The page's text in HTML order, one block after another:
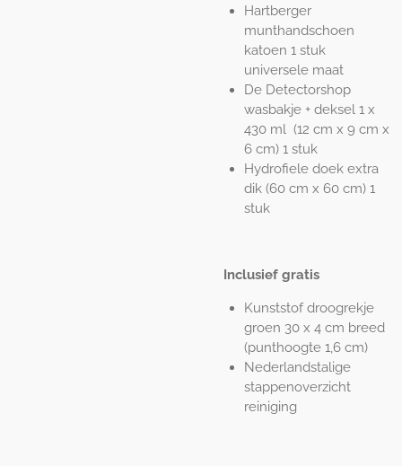
Hartberger
munthandschoen
katoen 1 stuk
universele maat
De Detectorshop
wasbakje + deksel 1 x
430 ml (12 cm x 9 cm x
6 cm) 1 stuk
Hydrofiele doek extra
dik (60 cm x 60 cm) 1
stuk
Inclusief gratis
Kunststof droogrekje
groen 30 x 4 cm breed
(punthoogte 1,6 cm)
Nederlandstalige
stappenoverzicht
reiniging